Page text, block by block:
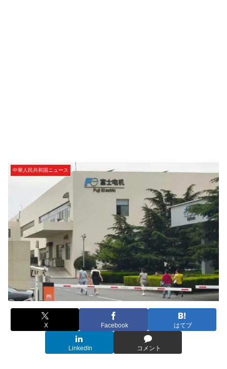
中華人民共和国ニュース
X Facebook はてブ
LinkedIn コメント